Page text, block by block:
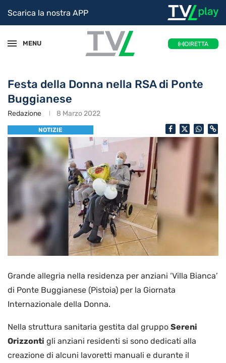
Scarica la nostra APP
MENU DIRETTA
Festa della Donna nella RSA di Ponte
Buggianese
Redazione 8 Marzo 2022
NOTIZIE
Grande allegria nella residenza per anziani ‘Villa Bianca’
di Ponte Buggianese (Pistoia) per la Giornata
Internazionale della Donna.
Nella struttura sanitaria gestita dal gruppo Sereni
Orizzonti gli anziani residenti si sono dedicati alla
creazione di alcuni lavoretti manuali e durante il